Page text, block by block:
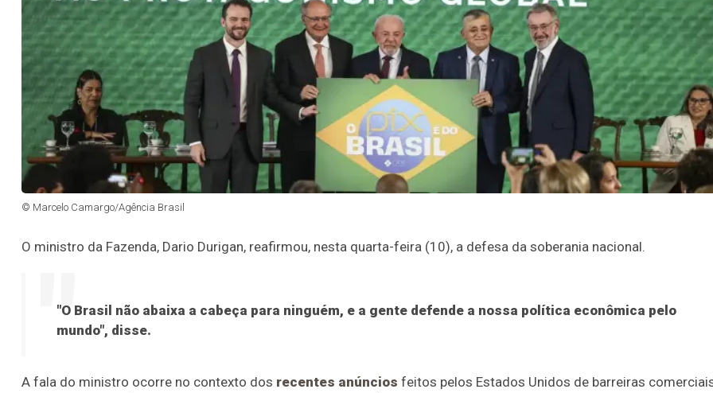
© Marcelo Camargo/Agência Brasil
O ministro da Fazenda, Dario Durigan, reafirmou, nesta quarta-feira (10), a defesa da soberania nacional.
"O Brasil não abaixa a cabeça para ninguém, e a gente defende a nossa política econômica pelo
mundo", disse.
A fala do ministro ocorre no contexto dos recentes anúncios feitos pelos Estados Unidos de barreiras